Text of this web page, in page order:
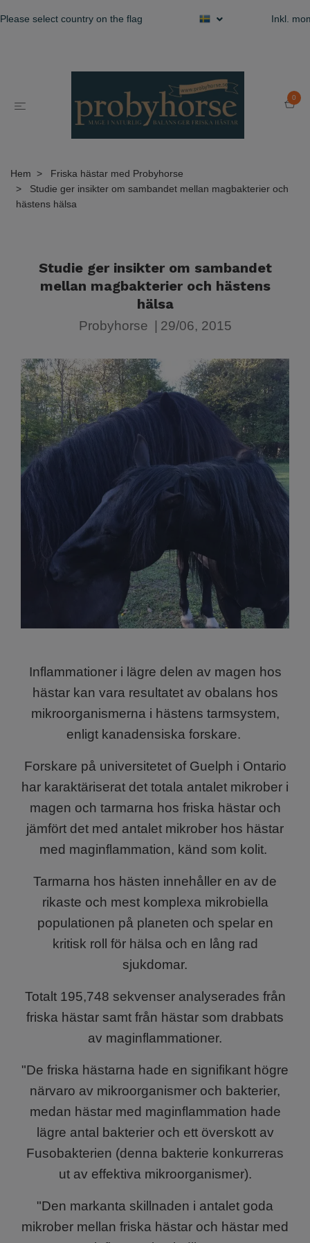
select country on the flag Inkl.
0
Hem
Friska hästar med Probyhorse
Studie ger insikter om sambandet mellan magbakterier och
hästens hälsa
Studie ger insikter om sambandet
mellan magbakterier och hästens
hälsa
Probyhorse | 29/06, 2015
Inflammationer i lägre delen av magen hos
hästar kan vara resultatet av obalans hos
mikroorganismerna i hästens tarmsystem,
enligt kanadensiska forskare.
Forskare på universitetet of Guelph i Ontario
har karaktäriserat det totala antalet mikrober i
magen och tarmarna hos friska hästar och
jämfört det med antalet mikrober hos hästar
med maginflammation, känd som kolit.
Tarmarna hos hästen innehåller en av de
rikaste och mest komplexa mikrobiella
populationen på planeten och spelar en
kritisk roll för hälsa och en lång rad
sjukdomar.
Totalt 195,748 sekvenser analyserades från
friska hästar samt från hästar som drabbats
av maginflammationer.
"De friska hästarna hade en signifikant högre
närvaro av mikroorganismer och bakterier,
medan hästar med maginflammation hade
lägre antal bakterier och ett överskott av
Fusobakterien (denna bakterie konkurreras
ut av effektiva mikroorganismer).
"Den markanta skillnaden i antalet goda
mikrober mellan friska hästar och hästar med